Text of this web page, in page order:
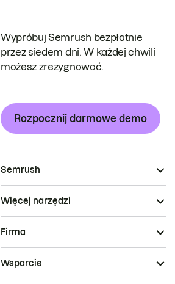
Wypróbuj Semrush bezpłatnie
przez siedem dni. W każdej chwili
możesz zrezygnować.
Rozpocznij darmowe demo
Semrush
Więcej narzędzi
Firma
Wsparcie